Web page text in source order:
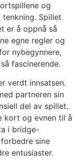
og
Spillet
er å oppnå så
egne regler og
nybegynnere,
fascinerende.
verdt innsatsen.
partneren sin
del av spillet.
kort og evnen til å
i bridge-
sine
entusiaster.